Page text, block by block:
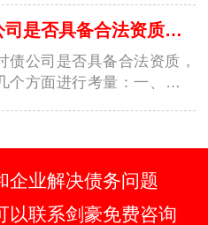
南京要账公司是否具备合法资质怎么区分？
债公司是否具备合法资质，
个方面进行考量：一、核查
企业解决债务问题
以联系剑豪免费咨询